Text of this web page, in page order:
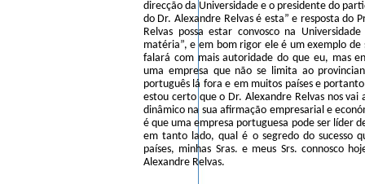
direcção da Universidade e o presidente do
do Dr. Alexandre Relvas é esta” e resposta do
Relvas possa estar convosco na
matéria”, e em bom rigor ele é um exemplo de
falará com mais autoridade do que eu, mas
uma empresa que não se limita ao
português lá fora e em muitos países e
estou certo que o Dr. Alexandre Relvas nos
dinâmico na sua afirmação empresarial e
é que uma empresa portuguesa pode ser líder
em tanto lado, qual é o segredo do sucesso
países, minhas Sras. e meus Srs. connosco
Alexandre Relvas.